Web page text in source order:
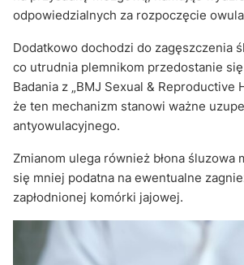
odpowiedzialnych za rozpoczęcie
Dodatkowo dochodzi do zagęszczenia
co utrudnia plemnikom przedostanie
Badania z „BMJ Sexual & Reproductive
że ten mechanizm stanowi ważne
antyowulacyjnego.
Zmianom ulega również błona śluzowa
się mniej podatna na ewentualne
zapłodnionej komórki jajowej.